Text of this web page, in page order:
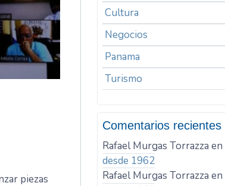
piezas
Cultura
Negocios
Panama
Turismo
Comentarios recientes
Rafael Murgas Torrazza en
desde 1962
Rafael Murgas Torrazza en